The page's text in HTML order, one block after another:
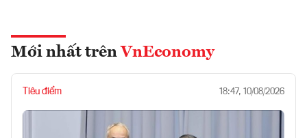
Mới nhất trên VnEconomy
Tiêu điểm 18:47, 10/08/2026